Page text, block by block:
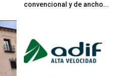
convencional y de ancho...